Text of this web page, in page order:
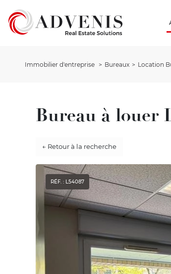
Immobilier d'entreprise Bureaux Location
Bureau à louer
← Retour à la recherche
RÉF. : L54087